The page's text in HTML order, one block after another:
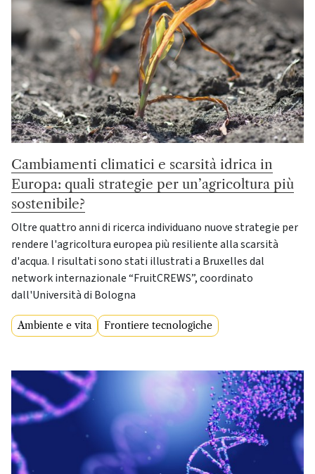
Cambiamenti climatici e scarsità idrica in
Europa: quali strategie per un’agricoltura più
sostenibile?
Oltre quattro anni di ricerca individuano nuove strategie per
rendere l'agricoltura europea più resiliente alla scarsità
d'acqua. I risultati sono stati illustrati a Bruxelles dal
network internazionale “FruitCREWS”, coordinato
dall'Università di Bologna
Ambiente e vita Frontiere tecnologiche